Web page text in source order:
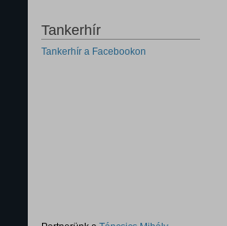
Tankerhír
Tankerhír a Facebookon